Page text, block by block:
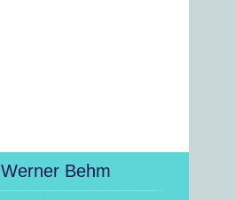
Werner Behm